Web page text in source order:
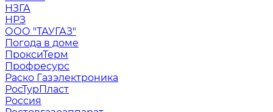
НЗГА
НРЗ
ООО "ТАУГАЗ"
Погода в доме
ПроксиТерм
Профресурс
Раско Газэлектроника
РосТурПласт
Россия